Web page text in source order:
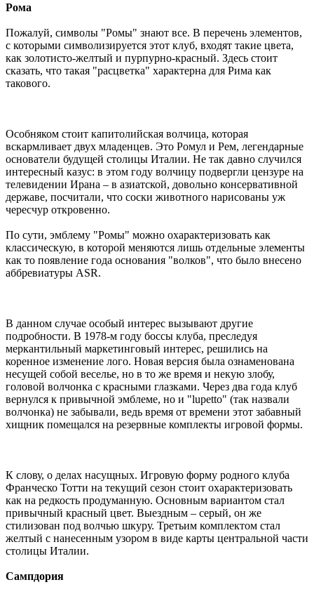
Рома
Пожалуй, символы "Ромы" знают все. В перечень элементов,
с которыми символизируется этот клуб, входят такие цвета,
как золотисто-желтый и пурпурно-красный. Здесь стоит
сказать, что такая "расцветка" характерна для Рима как
такового.
Особняком стоит капитолийская волчица, которая
вскармливает двух младенцев. Это Ромул и Рем, легендарные
основатели будущей столицы Италии. Не так давно случился
интересный казус: в этом году волчицу подвергли цензуре на
телевидении Ирана – в азиатской, довольно консервативной
державе, посчитали, что соски животного нарисованы уж
чересчур откровенно.
По сути, эмблему "Ромы" можно охарактеризовать как
классическую, в которой меняются лишь отдельные элементы
как то появление года основания "волков", что было внесено
аббревиатуры ASR.
В данном случае особый интерес вызывают другие
подробности. В 1978-м году боссы клуба, преследуя
меркантильный маркетинговый интерес, решились на
коренное изменение лого. Новая версия была ознаменована
несущей собой веселье, но в то же время и некую злобу,
головой волчонка с красными глазками. Через два года клуб
вернулся к привычной эмблеме, но и "lupetto" (так назвали
волчонка) не забывали, ведь время от времени этот забавный
хищник помещался на резервные комплекты игровой формы.
К слову, о делах насущных. Игровую форму родного клуба
Франческо Тотти на текущий сезон стоит охарактеризовать
как на редкость продуманную. Основным вариантом стал
привычный красный цвет. Выездным – серый, он же
стилизован под волчью шкуру. Третьим комплектом стал
желтый с нанесенным узором в виде карты центральной части
столицы Италии.
Сампдория